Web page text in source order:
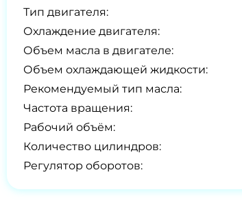
Тип двигателя:
Охлаждение двигателя:
Объем масла в двигателе:
Объем охлаждающей жидкости:
Рекомендуемый тип масла:
Частота вращения:
Рабочий объём:
Количество цилиндров:
Регулятор оборотов: